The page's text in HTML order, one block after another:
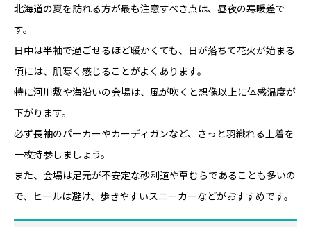
北海道の夏を訪れる方が最も注意すべき点は、昼夜の寒暖差で
す。
日中は半袖で過ごせるほど暖かくても、日が落ちて花火が始まる
頃には、肌寒く感じることがよくあります。
特に河川敷や海沿いの会場は、風が吹くと想像以上に体感温度が
下がります。
必ず長袖のパーカーやカーディガンなど、さっと羽織れる上着を
一枚持参しましょう。
また、会場は足元が不安定な砂利道や草むらであることも多いの
で、ヒールは避け、歩きやすいスニーカーなどがおすすめです。